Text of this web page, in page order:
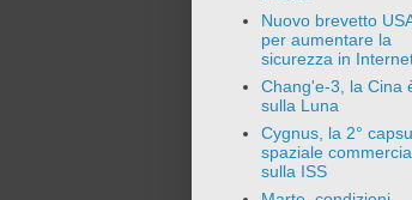
Nuovo brevetto
per aumentare la
sicurezza in
Chang'e-3, la Cina
sulla Luna
Cygnus, la 2°
spaziale
sulla ISS